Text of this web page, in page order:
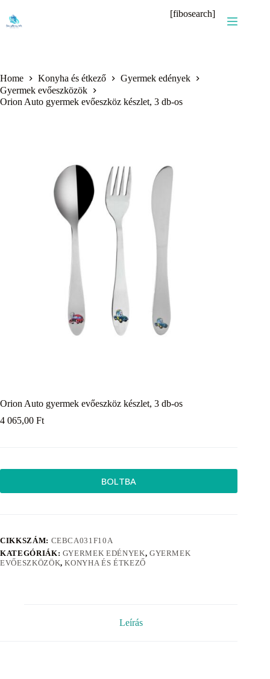
content
[fibosearch]
Home Konyha és étkező
Gyermek edények
Gyermek evőeszközök
Orion Auto gyermek evőeszköz készlet, 3 db-os
Orion Auto gyermek evőeszköz készlet, 3 db-os
4 065,00 Ft
BOLTBA
CIKKSZÁM: CEBCA031F10A
KATEGÓRIÁK: GYERMEK EDÉNYEK, GYERMEK
EVŐESZKÖZÖK,KONYHA ÉS ÉTKEZŐ
Leírás